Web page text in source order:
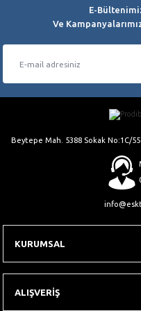
Bu ürüne benzer farklı
E-
Ve
Beytepe Mah. 5388 Sokak No:1C/
KURUMSAL
ALIŞVERİŞ